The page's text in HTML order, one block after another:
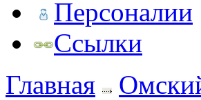
Персоналии
Ссылки
Главная